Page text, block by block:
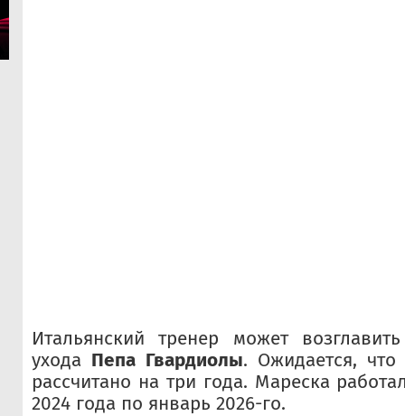
Итальянский тренер может
ухода Пепа Гвардиолы. Ожидается, что
рассчитано на три года. Мареска
2024 года по январь 2026-го.